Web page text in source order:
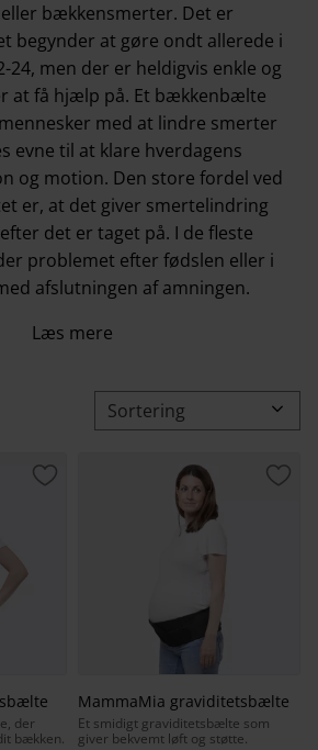
bækkensmerter. Det er
begynder at gøre ondt allerede i
24, men der er heldigvis enkle og
at få hjælp på. Et bækkenbælte
med at lindre smerter
evne til at klare hverdagens
og motion. Den store fordel ved
er, at det giver smertelindring
det er taget på. I de fleste
problemet efter fødslen eller i
afslutningen af amningen.
Læs mere
Vælg sorteringsmetode
der
bækken.
Gem som favorit
MammaMia graviditetsbælte
Et smidigt graviditetsbælte som
giver bekvemt løft og støtte.